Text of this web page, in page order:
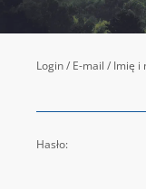
Login / E-mail / Imię i
Hasło: